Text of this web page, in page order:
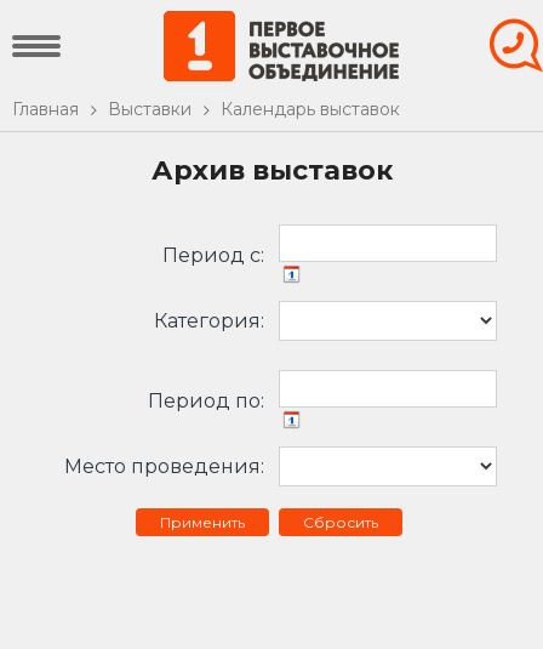
Главная Выставки Календарь выставок
Архив выставок
Период c:
Категория:
Период по:
Место проведения:
Сбросить